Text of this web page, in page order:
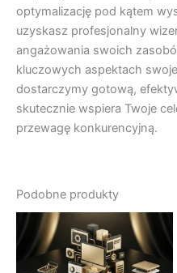
optymalizację pod kątem
uzyskasz profesjonalny
angażowania swoich
kluczowych aspektach
dostarczymy gotową,
skutecznie wspiera Twoje
przewagę konkurencyjną.
Podobne produkty